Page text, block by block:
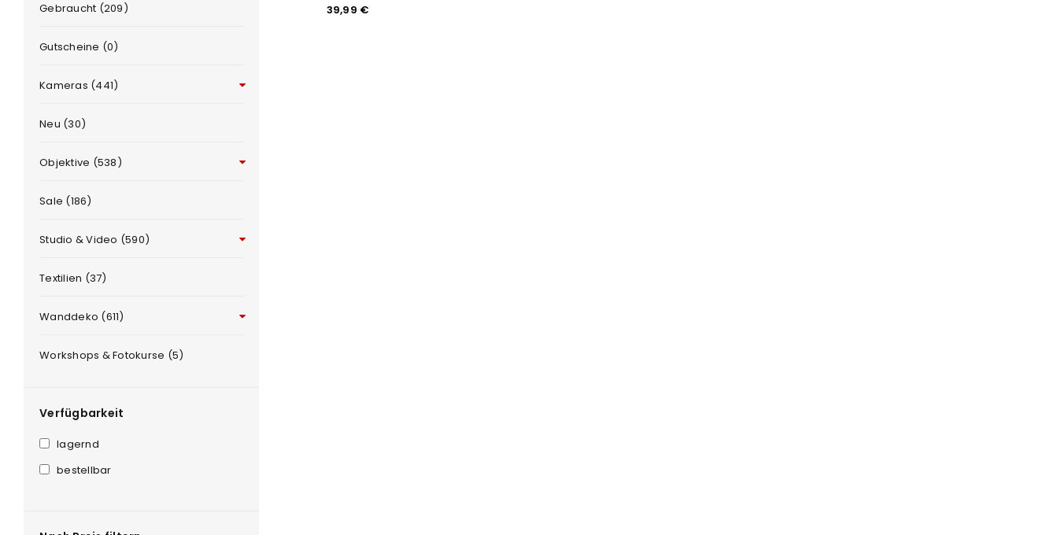
Passwort
Gebraucht (209)
Gutscheine (0)
Kameras (441)
Neu (30)
Objektive (538)
Sale (186)
Studio & Video (590)
Textilien (37)
Wanddeko (611)
Workshops & Fotokurse (5)
Verfügbarkeit
lagernd
bestellbar
39,99 €